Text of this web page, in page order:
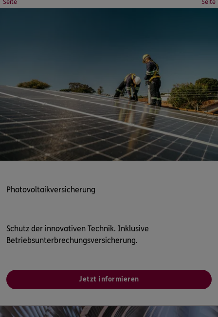
Seite
Seite
Photovoltaikversicherung
Schutz der innovativen Technik. Inklusive
Betriebsunterbrechungsversicherung.
Jetzt informieren